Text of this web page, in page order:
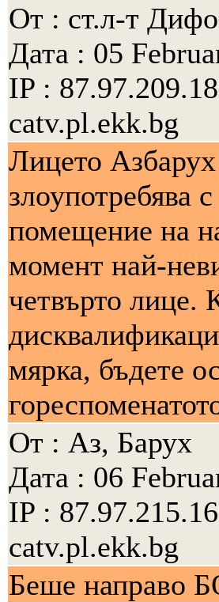
От : ст.л-т
Дата : 05
IP :
catv.pl.ekk.bg
Лицето Азбарух
злоупотребява
помещение на
момент най-
четвърто лице.
мярка, бъдете
От : Аз, Барух
Дата : 06
IP :
catv.pl.ekk.bg
Беше